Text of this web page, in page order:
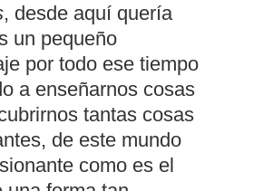
, desde aquí quería
un pequeño
por todo ese tiempo
a enseñarnos cosas
tantas cosas
de este mundo
como es el